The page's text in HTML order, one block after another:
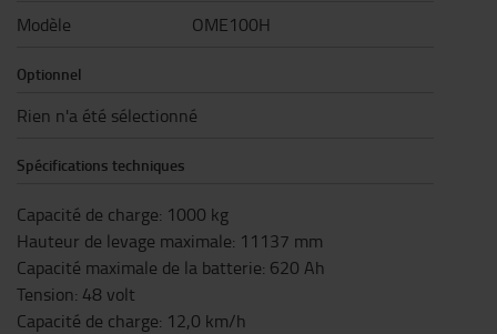
Modèle OME100H
Optionnel
Rien n'a été sélectionné
Spécifications techniques
Capacité de charge: 1000 kg
Hauteur de levage maximale: 11137 mm
Capacité maximale de la batterie: 620 Ah
Tension: 48 volt
Capacité de charge: 12,0 km/h